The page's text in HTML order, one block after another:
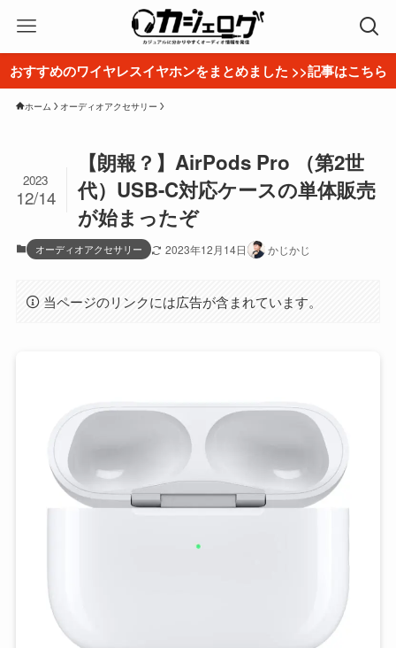
おすすめのワイヤレスイヤホンをまとめました >>記事はこちら
ホーム オーディオアクセサリー
【朗報？】AirPods Pro （第2世
代）USB-C対応ケースの単体販売
が始まったぞ
2023
12/14
オーディオアクセサリー 2023年12月14日 かじかじ
当ページのリンクには広告が含まれています。